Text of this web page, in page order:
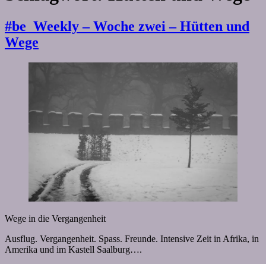
#be_Weekly – Woche zwei – Hütten und
Wege
Wege in die Vergangenheit
Ausflug. Vergangenheit. Spass. Freunde. Intensive Zeit in Afrika, in
Amerika und im Kastell Saalburg….